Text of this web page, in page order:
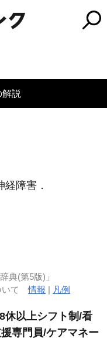
解説
経障害 ．
典(第5版)」
いて情報 | 凡例
休以上シフト制/看
専門員/ケアマネー